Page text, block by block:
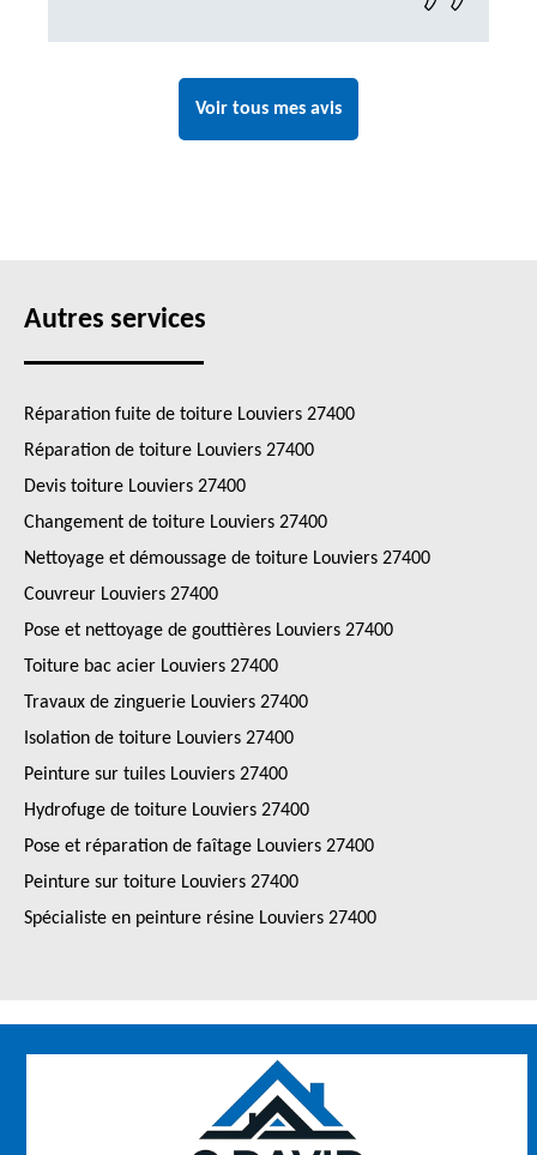
Voir tous mes avis
Autres services
Réparation fuite de toiture Louviers 27400
Réparation de toiture Louviers 27400
Devis toiture Louviers 27400
Changement de toiture Louviers 27400
Nettoyage et démoussage de toiture Louviers 27400
Couvreur Louviers 27400
Pose et nettoyage de gouttières Louviers 27400
Toiture bac acier Louviers 27400
Travaux de zinguerie Louviers 27400
Isolation de toiture Louviers 27400
Peinture sur tuiles Louviers 27400
Hydrofuge de toiture Louviers 27400
Pose et réparation de faîtage Louviers 27400
Peinture sur toiture Louviers 27400
Spécialiste en peinture résine Louviers 27400